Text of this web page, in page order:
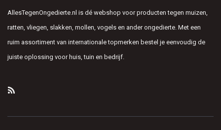
AllesTegenOngedierte.nl is dé webshop voor producten tegen muizen,
ratten, vliegen, slakken, mollen, vogels en ander ongedierte. Met een
ruim assortiment van internationale topmerken bestel je eenvoudig de
juiste oplossing voor huis, tuin en bedrijf.